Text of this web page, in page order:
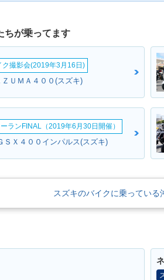
ちが乗ってます
ク撮影会(2019年3月16日)
ＵＭＡ４００(スズキ)
ランFINAL（2019年6月30日開催）
ＳＸ４００インパルス(スズキ)
スズキのバイクに乗っている